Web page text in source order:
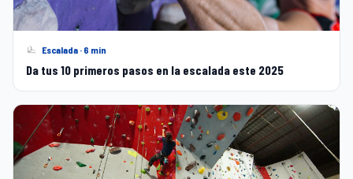
Escalada · 6 min
Da tus 10 primeros pasos en la escalada este 2025